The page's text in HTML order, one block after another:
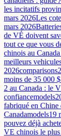
les incitatifs
mars 2026Les
mars 2026
de VÉ doivent
tout ce que vous
chinois au
meilleurs
2026comparisons
moins de 35 000
2 au Canada : le
confiancemodels
fabriqué en Chine
Canadamodels19
pouvez déjà
VE chinois le plus